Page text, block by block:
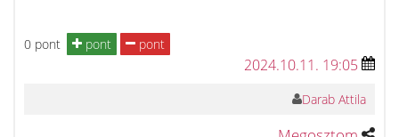
0 pont pont pont
2024.10.11. 19:05
Darab Attila